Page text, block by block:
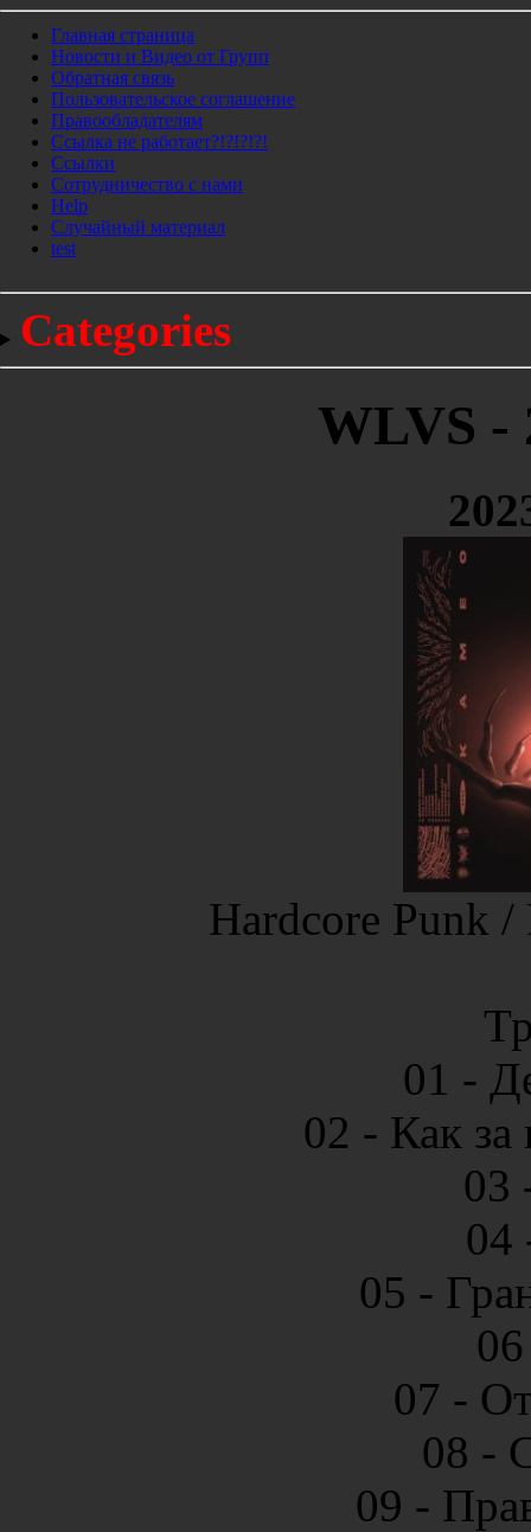
Главная страница
Новости и Видео от Групп
Обратная связь
Пользовательское соглашение
Правообладателям
Ссылка не работает?!?!?!?!
Ссылки
Сотрудничество с нами
Help
Cлучайный материал
test
Categories
WLVS -
Hardcore Punk /
01 -
02 - Как за
03
04
05 -
07 -
08 -
09 -